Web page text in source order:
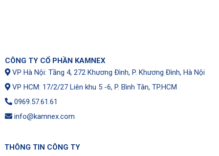
CÔNG TY CỔ PHẦN KAMNEX
VP Hà Nội: Tầng 4, 272 Khương Đình, P. Khương Đình, Hà Nội
VP HCM: 17/2/27 Liên khu 5 -6, P. Bình Tân, TP.HCM
0969.57.61.61
info@kamnex.com
THÔNG TIN CÔNG TY